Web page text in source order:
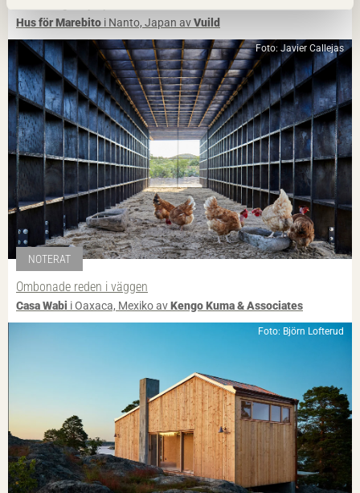
Hus för Marebito i Nanto, Japan avVuild
Foto: Javier Callejas
NOTERAT
Ombonade reden i väggen
Casa Wabi i Oaxaca, Mexiko avKengo Kuma & Associates
Foto: Björn Lofterud